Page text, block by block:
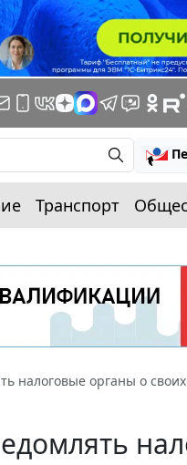
Транспорт
налоговые органы о